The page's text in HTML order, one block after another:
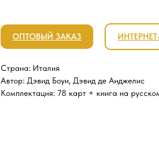
ОПТОВЫЙ ЗАКАЗ
Страна: Италия
Автор: Дэвид Боуи, Дэвид де Анджелис
Комплектация: 78 карт + книга на